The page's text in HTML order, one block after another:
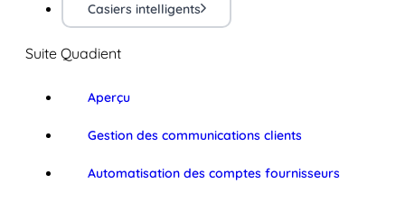
Casiers intelligents
Suite Quadient
Aperçu
Gestion des communications clients
Automatisation des comptes fournisseurs